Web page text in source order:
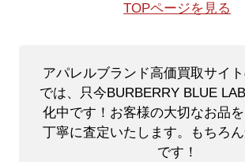
TOPページを見る
アパレルブランド高価買取サイ
では、只今BURBERRY BLUE
化中です！ お客様の大切なお品
丁寧に査定いたします。もちろ
です！